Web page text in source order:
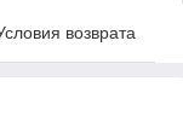
возврата